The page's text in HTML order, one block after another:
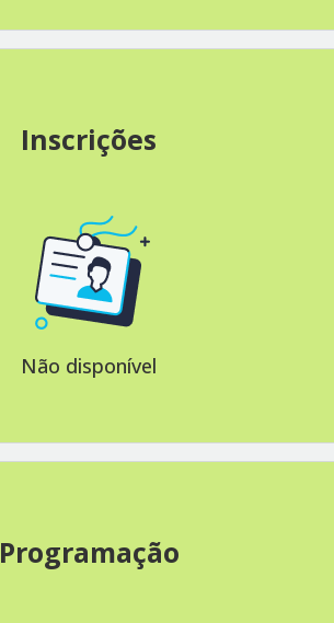
Inscrições
Não disponível
Programação